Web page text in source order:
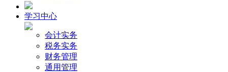
学习中心
会计实务
税务实务
财务管理
通用管理